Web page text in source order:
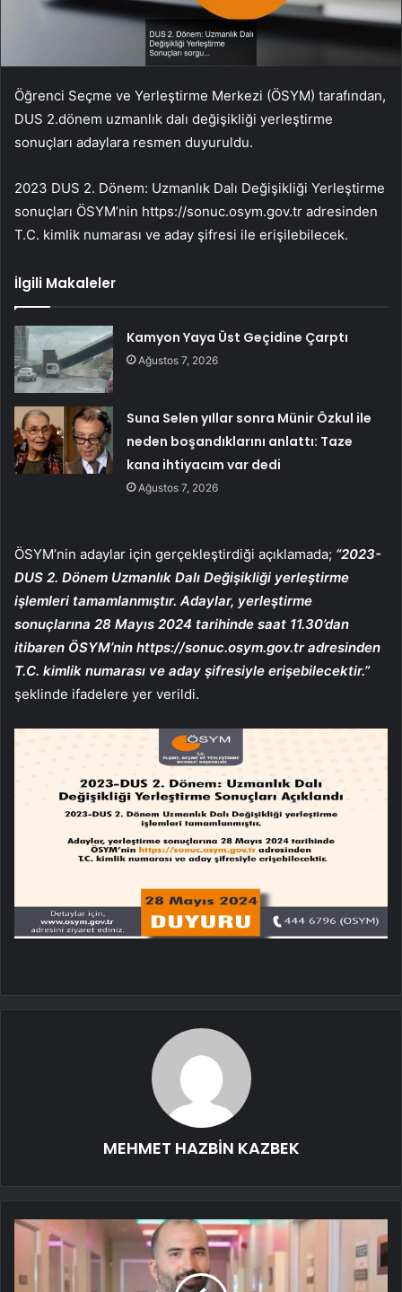
Öğrenci Seçme ve Yerleştirme Merkezi (ÖSYM) tarafından,
DUS 2.dönem uzmanlık dalı değişikliği yerleştirme
sonuçları adaylara resmen duyuruldu.
2023 DUS 2. Dönem: Uzmanlık Dalı Değişikliği Yerleştirme
sonuçları ÖSYM’nin https://sonuc.osym.gov.tr adresinden
T.C. kimlik numarası ve aday şifresi ile erişilebilecek.
İlgili Makaleler
Kamyon Yaya Üst Geçidine Çarptı
Ağustos 7, 2026
Suna Selen yıllar sonra Münir Özkul ile
neden boşandıklarını anlattı: Taze
kana ihtiyacım var dedi
Ağustos 7, 2026
ÖSYM’nin adaylar için gerçekleştirdiği açıklamada; “2023-
DUS 2. Dönem Uzmanlık Dalı Değişikliği yerleştirme
işlemleri tamamlanmıştır. Adaylar, yerleştirme
sonuçlarına 28 Mayıs 2024 tarihinde saat 11.30’dan
itibaren ÖSYM’nin https://sonuc.osym.gov.tr adresinden
T.C. kimlik numarası ve aday şifresiyle erişebilecektir.”
şeklinde ifadelere yer verildi.
MEHMET HAZBİN KAZBEK